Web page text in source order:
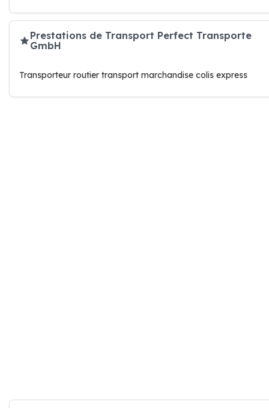
Prestations de Transport Perfect Transporte
GmbH
Transporteur routier transport marchandise colis express